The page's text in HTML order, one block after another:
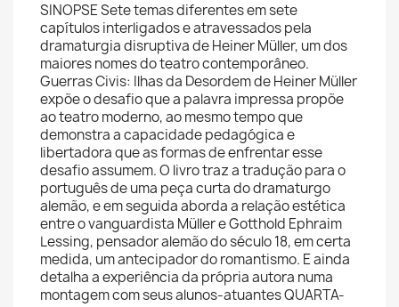
SINOPSE Sete temas diferentes em sete
capítulos interligados e atravessados pela
dramaturgia disruptiva de Heiner Müller, um dos
maiores nomes do teatro contemporâneo.
Guerras Civis: Ilhas da Desordem de Heiner Müller
expõe o desafio que a palavra impressa propõe
ao teatro moderno, ao mesmo tempo que
demonstra a capacidade pedagógica e
libertadora que as formas de enfrentar esse
desafio assumem. O livro traz a tradução para o
português de uma peça curta do dramaturgo
alemão, e em seguida aborda a relação estética
entre o vanguardista Müller e Gotthold Ephraim
Lessing, pensador alemão do século 18, em certa
medida, um antecipador do romantismo. E ainda
detalha a experiência da própria autora numa
montagem com seus alunos-atuantes QUARTA-